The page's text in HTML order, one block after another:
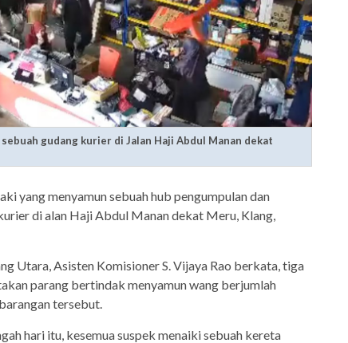
gudang kurier di Jalan Haji Abdul Manan dekat
yang menyamun sebuah hub pengumpulan dan
di alan Haji Abdul Manan dekat Meru, Klang,
Utara, Asisten Komisioner S. Vijaya Rao berkata, tiga
parang bertindak menyamun wang berjumlah
tersebut.
hari itu, kesemua suspek menaiki sebuah kereta